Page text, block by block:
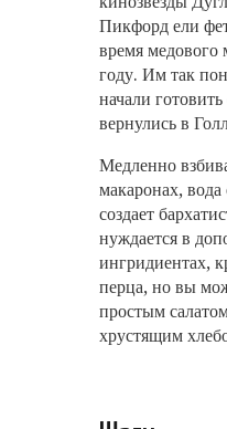
Пикфорд ели
время медового
году. Им так
начали
вернулись в
Медленно
макаронах, вода
создает
нуждается в
ингридиентах,
перца, но вы
простым
хрустящим